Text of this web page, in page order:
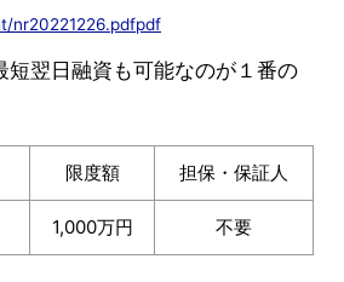
nr20221226.pdfpdf
短翌日融資も可能なのが１番の
限度額 担保・保証人
1,000万円 不要